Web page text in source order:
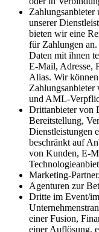
unserer
bieten wir eine
für Zahlungen
Daten mit ihnen
E-Mail, Adresse,
Alias. Wir
Zahlungsanbieter
und AML-
Drittanbieter von
Bereitstellung,
Dienstleistungen
beschränkt auf
von Kunden, E-
Marketing-Partner.
Agenturen zur
Dritte im Event/
einer Fusion,
einer Auflösung,